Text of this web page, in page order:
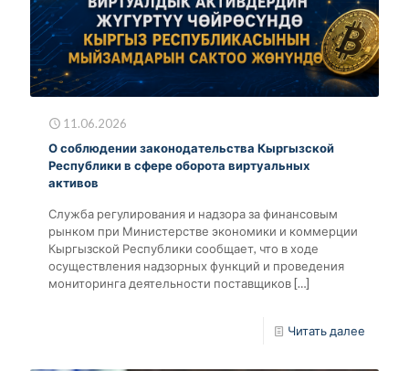
11.06.2026
О соблюдении законодательства Кыргызской
Республики в сфере оборота виртуальных
активов
Служба регулирования и надзора за финансовым
рынком при Министерстве экономики и коммерции
Кыргызской Республики сообщает, что в ходе
осуществления надзорных функций и проведения
мониторинга деятельности поставщиков […]
Читать далее